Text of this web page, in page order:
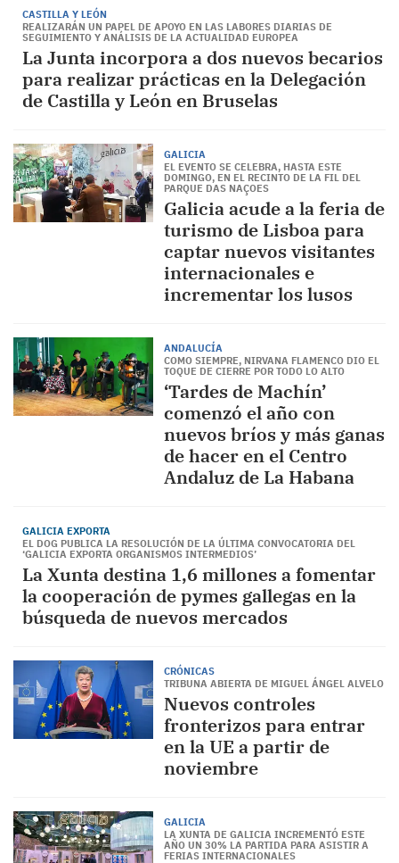
CASTILLA Y LEÓN
REALIZARÁN UN PAPEL DE APOYO EN LAS LABORES DIARIAS DE
SEGUIMIENTO Y ANÁLISIS DE LA ACTUALIDAD EUROPEA
La Junta incorpora a dos nuevos becarios
para realizar prácticas en la Delegación
de Castilla y León en Bruselas
GALICIA
EL EVENTO SE CELEBRA, HASTA ESTE
DOMINGO, EN EL RECINTO DE LA FIL DEL
PARQUE DAS NAÇOES
Galicia acude a la feria de
turismo de Lisboa para
captar nuevos visitantes
internacionales e
incrementar los lusos
ANDALUCÍA
COMO SIEMPRE, NIRVANA FLAMENCO DIO EL
TOQUE DE CIERRE POR TODO LO ALTO
‘Tardes de Machín’
comenzó el año con
nuevos bríos y más ganas
de hacer en el Centro
Andaluz de La Habana
GALICIA EXPORTA
EL DOG PUBLICA LA RESOLUCIÓN DE LA ÚLTIMA CONVOCATORIA DEL
‘GALICIA EXPORTA ORGANISMOS INTERMEDIOS’
La Xunta destina 1,6 millones a fomentar
la cooperación de pymes gallegas en la
búsqueda de nuevos mercados
CRÓNICAS
TRIBUNA ABIERTA DE MIGUEL ÁNGEL ALVELO
Nuevos controles
fronterizos para entrar
en la UE a partir de
noviembre
GALICIA
LA XUNTA DE GALICIA INCREMENTÓ ESTE
AÑO UN 30% LA PARTIDA PARA ASISTIR A
FERIAS INTERNACIONALES